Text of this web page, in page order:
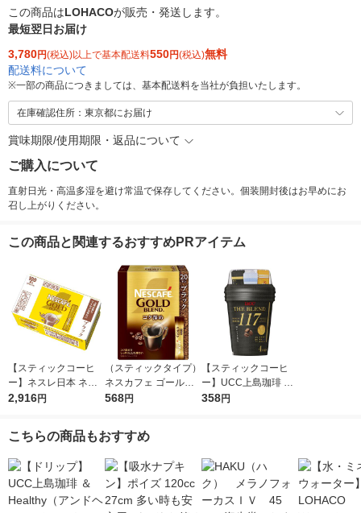
この商品はLOHACOが販売・発送します。
最短翌日お届け
3,780円(税込)以上で基本配送料550円(税込)無料
配送料について
※一部の商品につきましては、基本配送料を当社が負担いたします。
在庫確認住所：東京都にお届け
賞味期限/使用期限・返品について
ご購入について
直射日光・高温多湿を避け常温で保存してください。個装開封後はお早めにお
召し上がりください。
この商品と関連するおすすめPRアイテム
【スティックコーヒ
ー】ネスレ日本 ネス
カフェ ゴールドブレ
2,916円
（スティックタイプ）
ネスカフェ ゴールド
ブレンド コク深めス
タントコーヒー 無糖
568円
【スティックコーヒ
ー】UCC上島珈琲 カ
ップコーヒー ザ・ブ
358円
こちらの商品もおすすめ